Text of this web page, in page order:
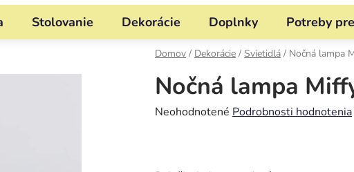
Stolovanie Dekorácie Doplnky Potreby
Domov / Dekorácie / Svietidlá / Nočná lampa
Nočná lampa
Priemerné
Neohodnotené Podrobnosti hodnotenia